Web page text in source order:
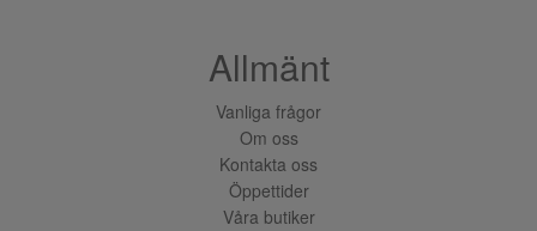
Allmänt
Vanliga frågor
Om oss
Kontakta oss
Öppettider
Våra butiker